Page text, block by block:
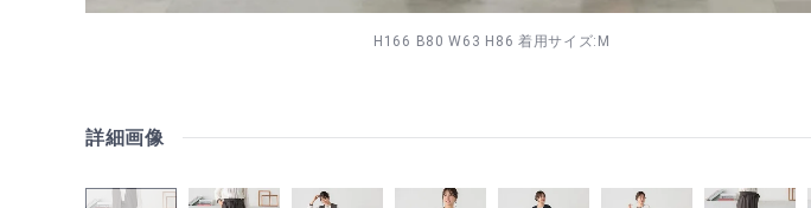
H166 B80 W63 H86 着用サイズ:M
詳細画像